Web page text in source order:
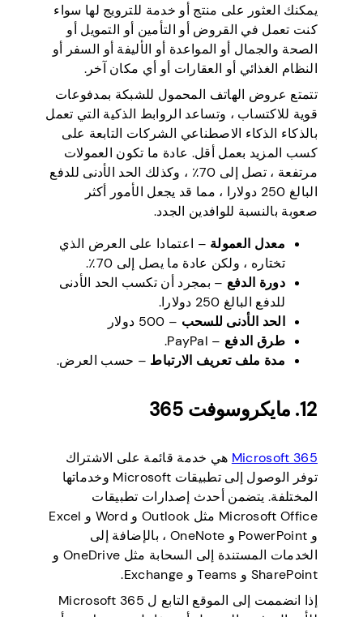
يمكنك العثور على منتج أو خدمة للترويج لها سواء
كنت تعمل في القروض أو التأمين أو التمويل أو
الصحة والجمال أو المواعدة أو الأليفة أو السفر أو
النظام الغذائي أو العقارات أو أي مكان آخر.
تتمتع عروض الهاتف المحمول للشبكة بمدفوعات
قوية للاكتساب ، وتساعد الروابط الذكية التي تعمل
بالذكاء الذكاء الاصطناعي الشركات التابعة على
كسب المزيد بعمل أقل. عادة ما تكون العمولات
مرتفعة ، تصل إلى 70٪ ، وكذلك الحد الأدنى للدفع
البالغ 250 دولارا ، مما قد يجعل الأمور أكثر
صعوبة بالنسبة للوافدين الجدد.
معدل العمولة – اعتمادا على العرض الذي
تختاره ، ولكن عادة ما يصل إلى 70٪.
دورة الدفع – بمجرد أن تكسب الحد الأدنى
للدفع البالغ 250 دولارا.
الحد الأدنى للسحب – 500 دولار
طرق الدفع – PayPal.
مدة ملف تعريف الارتباط – حسب العرض.
12. مايكروسوفت 365
Microsoft 365 هي خدمة قائمة على الاشتراك
توفر الوصول إلى تطبيقات Microsoft وخدماتها
المختلفة. يتضمن أحدث إصدارات تطبيقات
Microsoft Office مثل Outlook و Word و Excel
و PowerPoint و OneNote ، بالإضافة إلى
الخدمات المستندة إلى السحابة مثل OneDrive و
SharePoint و Teams و Exchange.
إذا انضممت إلى الموقع التابع ل Microsoft 365